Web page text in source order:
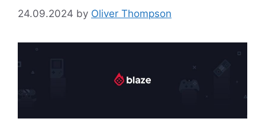
24.09.2024 by Oliver Thompson